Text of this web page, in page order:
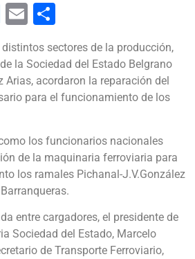
Twitter
Email
sectores de la producción,
la Sociedad del Estado Belgrano
Arias, acordaron la reparación del
para el funcionamiento de los
los funcionarios nacionales
de la maquinaria ferroviaria para
los ramales Pichanal-J.V.González
entre cargadores, el presidente de
Sociedad del Estado, Marcelo
de Transporte Ferroviario,